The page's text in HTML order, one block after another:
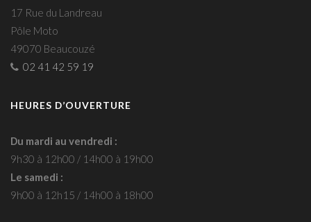
17 Rue du Landreau
Pôle Moto
49070 Beaucouzé
02 41 42 59 19
HEURES D’OUVERTURE
Du mardi au vendredi :
9h30 à 12h00 / 14h00 à 19h00
Le samedi :
9h00 à 12h15 / 14h00 à 18h00